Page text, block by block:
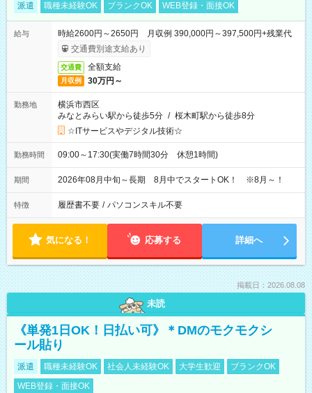
派遣 職種未経験OK ブランクOK WEB登録・面接OK
給与
時給2600円～2650円 月収例 390,000円～397,500円+残業代
交通費別途支給あり
交通費 全額支給
月収例 30万円～
勤務地
横浜市西区
みなとみらい駅から徒歩5分 / 桜木町駅から徒歩8分
☆ITサービスやデジタル技術☆
勤務時間 09:00～17:30(実働7時間30分 休憩1時間)
期間 2026年08月中旬～長期 8月中でスタートOK！ ※8月～！
特徴 履歴書不要 / パソコンスキル不要
気になる！ 応募する 詳細へ
掲載日：2026.08.08
未読
《単発1日OK！日払い可》＊DMのモクモクシ
ール貼り
派遣 職種未経験OK 社会人未経験OK 大学生歓迎
ブランクOK
WEB登録・面接OK